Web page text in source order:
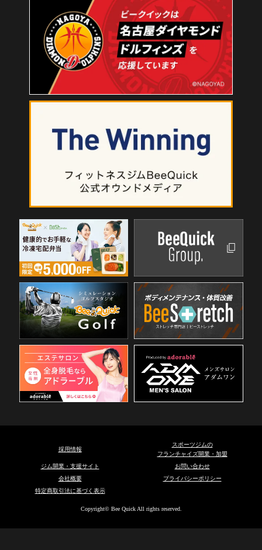
採用情報
スポーツジムの
フランチャイズ開業・加盟
ジム開業・支援サイト
お問い合わせ
会社概要
プライバシーポリシー
特定商取引法に基づく表示
Copyright© Bee Quick All rights reserved.